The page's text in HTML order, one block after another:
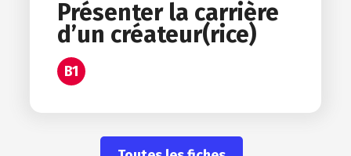
Présenter la carrière
d’un créateur(rice)
B1